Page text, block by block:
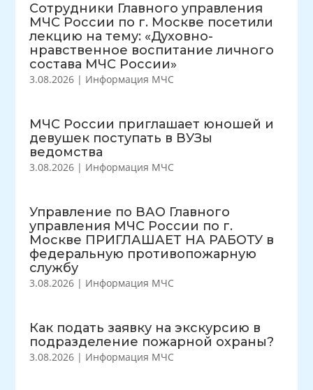
Сотрудники Главного управления
МЧС России по г. Москве посетили
лекцию на тему: «Духовно-
нравственное воспитание личного
состава МЧС России»
3.08.2026 | Информация МЧС
МЧС России приглашает юношей и
девушек поступать в ВУЗы
ведомства
3.08.2026 | Информация МЧС
Управление по ВАО Главного
управления МЧС России по г.
Москве ПРИГЛАШАЕТ НА РАБОТУ в
федеральную противопожарную
службу
3.08.2026 | Информация МЧС
Как подать заявку на экскурсию в
подразделение пожарной охраны?
3.08.2026 | Информация МЧС